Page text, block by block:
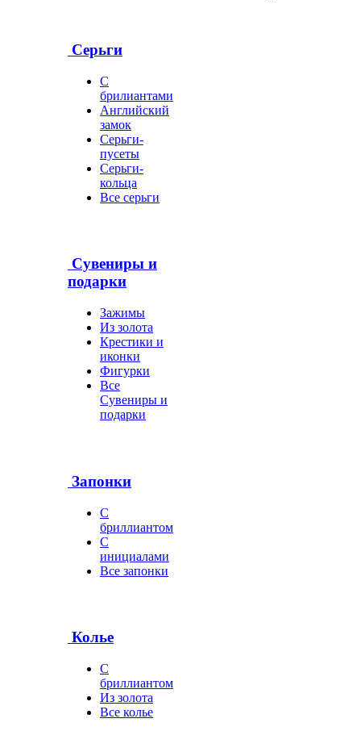
Серьги
С
брилиантами
Английский
замок
Серьги-
пусеты
Серьги-
кольца
Все серьги
Сувениры и
подарки
Зажимы
Из золота
Крестики и
иконки
Фигурки
Все
Сувениры и
подарки
Запонки
С
бриллиантом
С
инициалами
Все запонки
Колье
С
бриллиантом
Из золота
Все колье